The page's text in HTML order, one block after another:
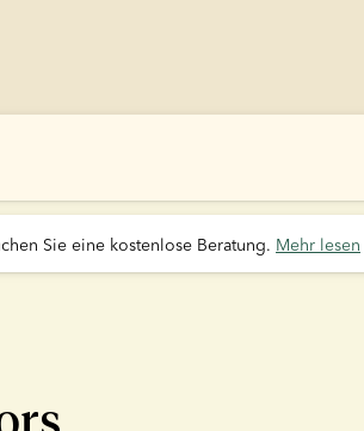
Sie eine kostenlose Beratung. Mehr lesen